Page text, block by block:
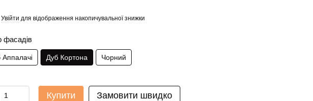
Увійти для відображення накопичувальної знижки
фасадів
Аппалачі Дуб Кортона Чорний
Купити Замовити швидко